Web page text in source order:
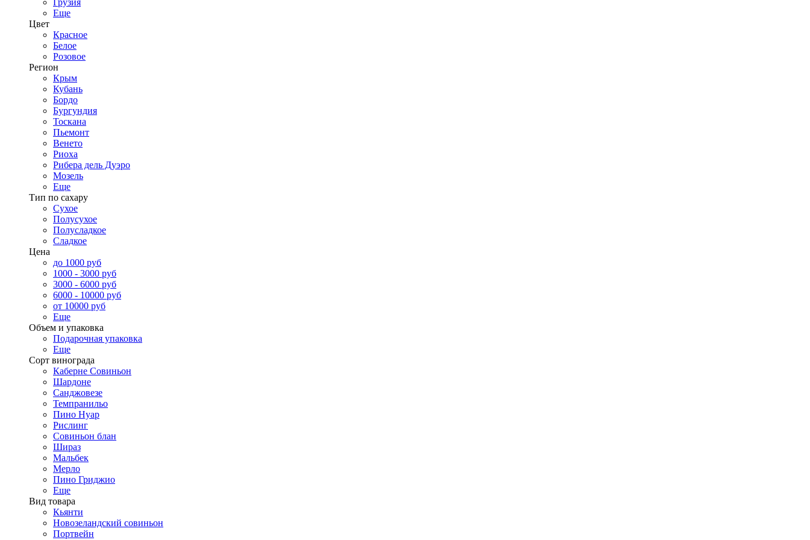
Грузия
Еще
Цвет
Красное
Белое
Розовое
Регион
Крым
Кубань
Бордо
Бургундия
Тоскана
Пьемонт
Венето
Риоха
Рибера дель Дуэро
Мозель
Еще
Тип по сахару
Сухое
Полусухое
Полусладкое
Сладкое
Цена
до 1000 руб
1000 - 3000 руб
3000 - 6000 руб
6000 - 10000 руб
от 10000 руб
Еще
Объем и упаковка
Подарочная упаковка
Еще
Сорт винограда
Каберне Совиньон
Шардоне
Санджовезе
Темпранильо
Пино Нуар
Рислинг
Совиньон блан
Шираз
Мальбек
Мерло
Пино Гриджио
Еще
Вид товара
Кьянти
Новозеландский совиньон
Портвейн